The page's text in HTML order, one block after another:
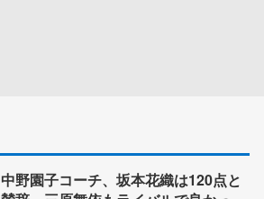
中野園子コーチ、坂本花織は120点と